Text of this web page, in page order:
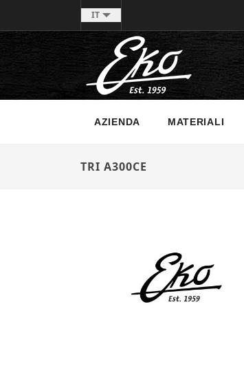
IT
AZIENDA MATERIALI
TRI A300CE